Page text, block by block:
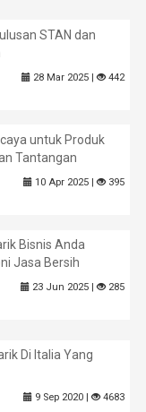
STAN dan
28 Mar 2025 | 442
untuk Produk
Tantangan
10 Apr 2025 | 395
Bisnis Anda
Jasa Bersih
23 Jun 2025 | 285
Di Italia Yang
9 Sep 2020 | 4683